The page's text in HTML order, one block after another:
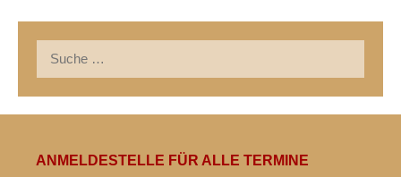
nach:
ANMELDESTELLE FÜR ALLE TERMINE